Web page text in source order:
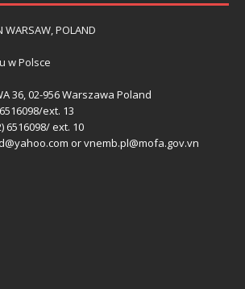
WARSAW, POLAND
w Polsce
36, 02-956 Warszawa Poland
ext. 13
6516098/ ext. 10
or vnemb.pl@mofa.gov.vn